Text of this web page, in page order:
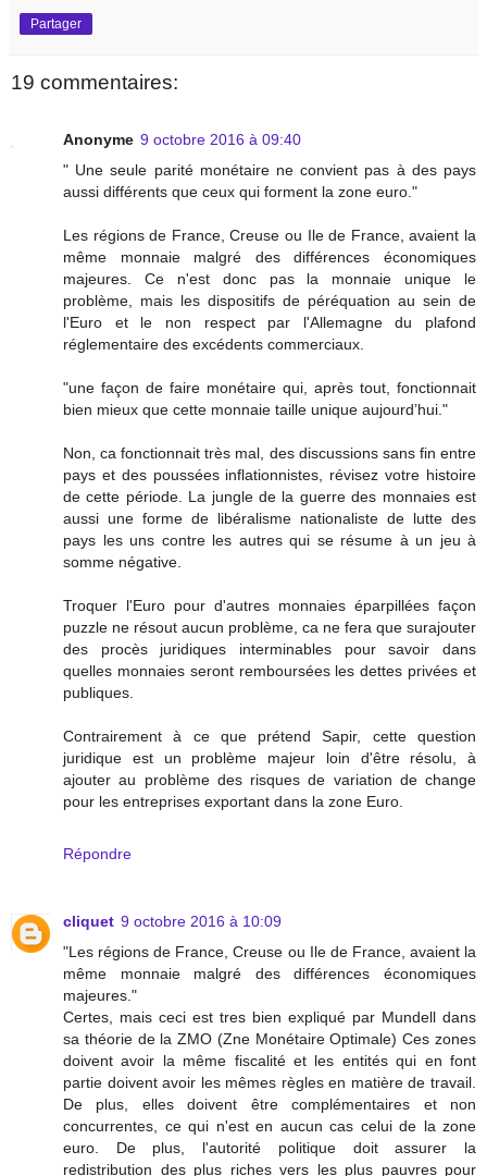
Partager
19 commentaires:
Anonyme 9 octobre 2016 à 09:40
" Une seule parité monétaire ne convient pas à des pays
aussi différents que ceux qui forment la zone euro."
Les régions de France, Creuse ou Ile de France, avaient la
même monnaie malgré des différences économiques
majeures. Ce n'est donc pas la monnaie unique le
problème, mais les dispositifs de péréquation au sein de
l'Euro et le non respect par l'Allemagne du plafond
réglementaire des excédents commerciaux.
"une façon de faire monétaire qui, après tout, fonctionnait
bien mieux que cette monnaie taille unique aujourd’hui."
Non, ca fonctionnait très mal, des discussions sans fin entre
pays et des poussées inflationnistes, révisez votre histoire
de cette période. La jungle de la guerre des monnaies est
aussi une forme de libéralisme nationaliste de lutte des
pays les uns contre les autres qui se résume à un jeu à
somme négative.
Troquer l'Euro pour d'autres monnaies éparpillées façon
puzzle ne résout aucun problème, ca ne fera que surajouter
des procès juridiques interminables pour savoir dans
quelles monnaies seront remboursées les dettes privées et
publiques.
Contrairement à ce que prétend Sapir, cette question
juridique est un problème majeur loin d'être résolu, à
ajouter au problème des risques de variation de change
pour les entreprises exportant dans la zone Euro.
Répondre
cliquet 9 octobre 2016 à 10:09
"Les régions de France, Creuse ou Ile de France, avaient la
même monnaie malgré des différences économiques
majeures."
Certes, mais ceci est tres bien expliqué par Mundell dans
sa théorie de la ZMO (Zne Monétaire Optimale) Ces zones
doivent avoir la même fiscalité et les entités qui en font
partie doivent avoir les mêmes règles en matière de travail.
De plus, elles doivent être complémentaires et non
concurrentes, ce qui n'est en aucun cas celui de la zone
euro. De plus, l'autorité politique doit assurer la
redistribution des plus riches vers les plus pauvres pour